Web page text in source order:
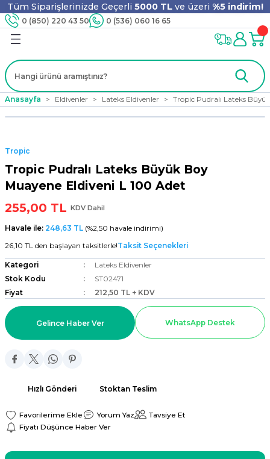
Tüm Siparişlerinizde Geçerli 5000 TLve üzeri %5 indirim!
0 (850) 220 43 50 0 (536) 060 16 65
Geri Dön
Geri Dön
Ürünleri
Geri Dön
Geri Dön
Tahta Karıştırıcı
Geri Dön
Geri Dön
Geri Dön
Geri Dön
Anasayfa Eldivenler Lateks Eldivenler Tropic Pudralı Lateks
Tropic
Tropic Pudralı Lateks Büyük Boy
Muayene Eldiveni L 100 Adet
255,00 TL KDV Dahil
Havale ile: 248,63 TL (%2,50 havale indirimi)
26,10 TL den başlayan taksitlerle!Taksit Seçenekleri
Kategori
Lateks Eldivenler
Stok Kodu
ST02471
Fiyat
212,50 TL + KDV
Gelince Haber Ver WhatsApp Destek
Hızlı Gönderi Stoktan Teslim
Yorum Yaz
Tavsiye Et
Fiyatı Düşünce Haber Ver